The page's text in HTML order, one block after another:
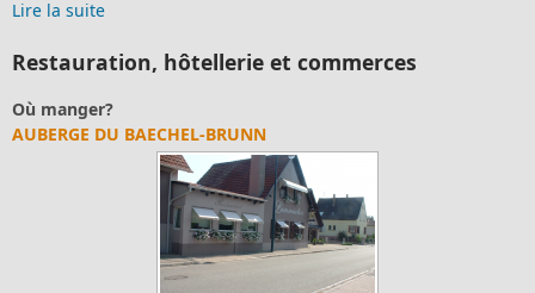
Lire la suite
Restauration, hôtellerie et commerces
Où manger?
AUBERGE DU BAECHEL-BRUNN